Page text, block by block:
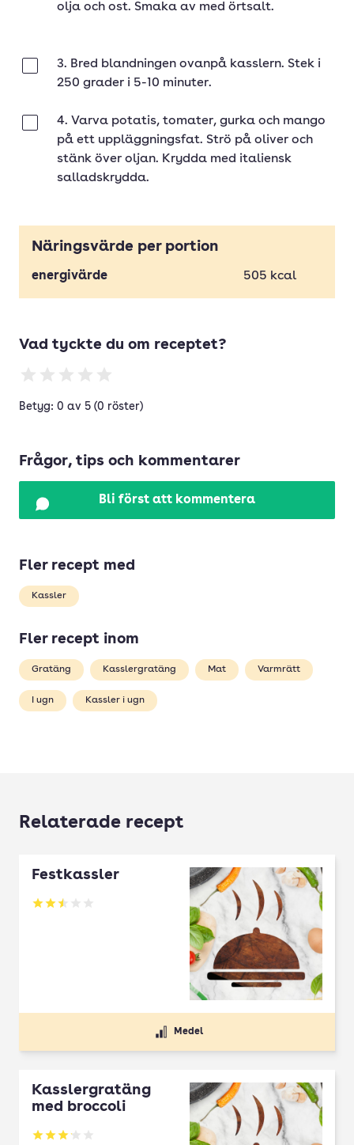
olja och ost. Smaka av med örtsalt.
3. Bred blandningen ovanpå kasslern. Stek i
250 grader i 5-10 minuter.
4. Varva potatis, tomater, gurka och mango
på ett uppläggningsfat. Strö på oliver och
stänk över oljan. Krydda med italiensk
salladskrydda.
Näringsvärde per portion
energivärde 505 kcal
Vad tyckte du om receptet?
Betyg: 0 av 5 (0 röster)
Frågor, tips och kommentarer
Bli först att kommentera
Fler recept med
Kassler
Fler recept inom
Gratäng Kasslergratäng Mat Varmrätt
I ugn Kassler i ugn
Relaterade recept
Festkassler
Betyg: 2.5 av 5
Medel
Kasslergratäng
med broccoli